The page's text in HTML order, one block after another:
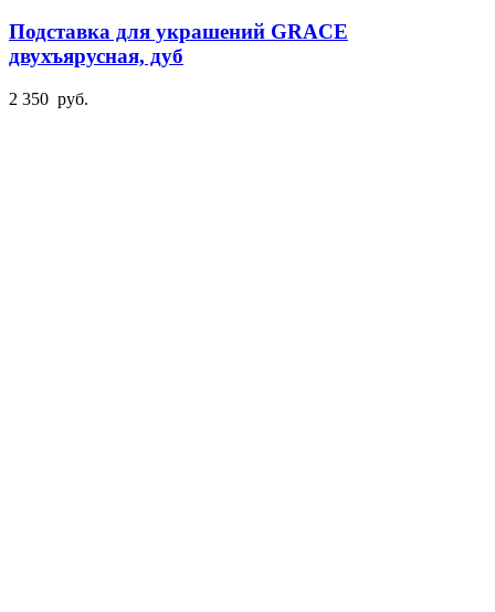
Подставка для украшений GRACE
двухъярусная, дуб
2 350 руб.